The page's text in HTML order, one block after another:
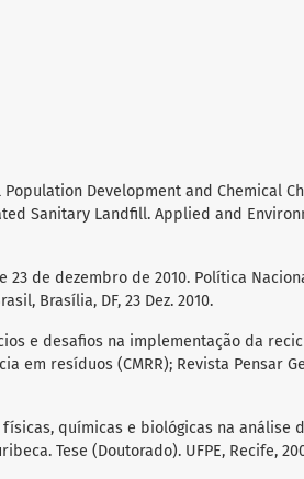
Population Development and Chemical
Sanitary Landfill. Applied and
23 de dezembro de 2010. Política
Brasília, DF, 23 Dez. 2010.
e desafios na implementação da
em resíduos (CMRR); Revista Pensar
físicas, químicas e biológicas na
Tese (Doutorado). UFPE, Recife,